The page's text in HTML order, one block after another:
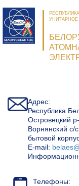
УНИТАРНОЕ
Адрес:
Республика
Островецкий р-
Ворнянский с/
бытовой
Е-mail:
Телефоны: